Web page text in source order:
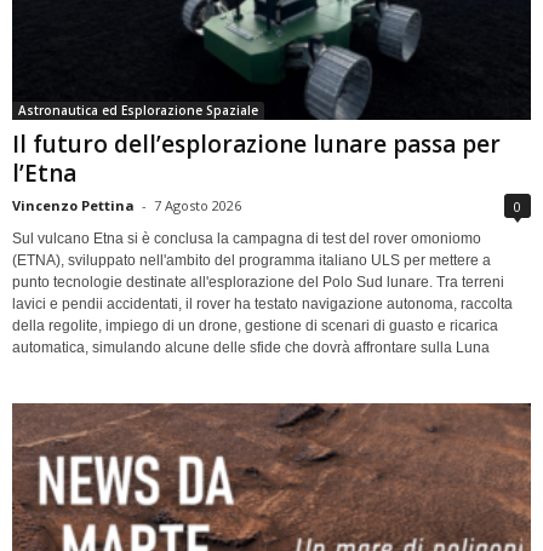
Astronautica ed Esplorazione Spaziale
Il futuro dell’esplorazione lunare passa per
l’Etna
Vincenzo Pettina - 7 Agosto 2026 0
Sul vulcano Etna si è conclusa la campagna di test del rover omoniomo
(ETNA), sviluppato nell'ambito del programma italiano ULS per mettere a
punto tecnologie destinate all'esplorazione del Polo Sud lunare. Tra terreni
lavici e pendii accidentati, il rover ha testato navigazione autonoma, raccolta
della regolite, impiego di un drone, gestione di scenari di guasto e ricarica
automatica, simulando alcune delle sfide che dovrà affrontare sulla Luna